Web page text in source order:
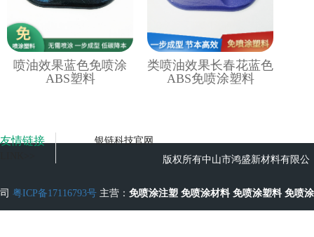
喷油效果蓝色免喷涂
ABS塑料
类喷油效果长春花蓝色
ABS免喷涂塑料
友情链接
银链科技官网
版权所有中山市鸿盛新材料有限公
司 粤ICP备17116793号 主营： 免喷涂注塑 免喷涂材料 免喷涂塑料 免喷涂